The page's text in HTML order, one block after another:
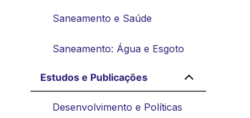
Saneamento e Saúde
Saneamento: Água e Esgoto
Estudos e Publicações
Desenvolvimento e Políticas